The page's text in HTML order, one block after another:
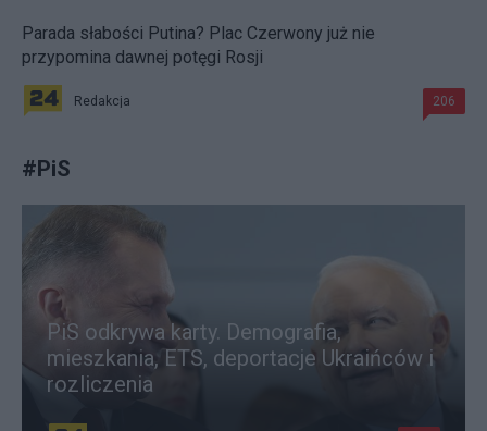
Parada słabości Putina? Plac Czerwony już nie
przypomina dawnej potęgi Rosji
Redakcja 206
#PiS
PiS odkrywa karty. Demografia,
mieszkania, ETS, deportacje Ukraińców i
rozliczenia